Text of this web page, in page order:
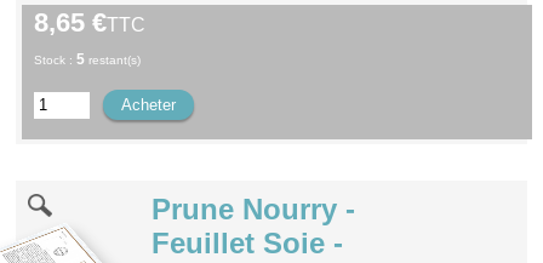
8,65 €TTC
Stock : 5 restant(s)
Prune Nourry -
Feuillet Soie -